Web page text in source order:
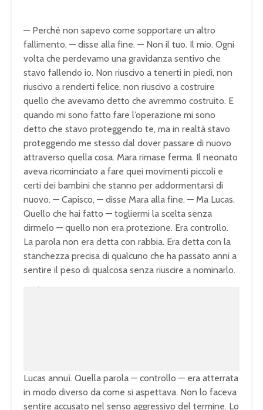
— Perché non sapevo come sopportare un altro
fallimento, — disse alla fine. — Non il tuo. Il mio. Ogni
volta che perdevamo una gravidanza sentivo che
stavo fallendo io. Non riuscivo a tenerti in piedi, non
riuscivo a renderti felice, non riuscivo a costruire
quello che avevamo detto che avremmo costruito. E
quando mi sono fatto fare l’operazione mi sono
detto che stavo proteggendo te, ma in realtà stavo
proteggendo me stesso dal dover passare di nuovo
attraverso quella cosa. Mara rimase ferma. Il neonato
aveva ricominciato a fare quei movimenti piccoli e
certi dei bambini che stanno per addormentarsi di
nuovo. — Capisco, — disse Mara alla fine. — Ma Lucas.
Quello che hai fatto — togliermi la scelta senza
dirmelo — quello non era protezione. Era controllo.
La parola non era detta con rabbia. Era detta con la
stanchezza precisa di qualcuno che ha passato anni a
sentire il peso di qualcosa senza riuscire a nominarlo.
Lucas annuì. Quella parola — controllo — era atterrata
in modo diverso da come si aspettava. Non lo faceva
sentire accusato nel senso aggressivo del termine. Lo